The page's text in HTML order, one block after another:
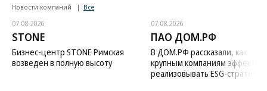
Новости компаний Все
07.08.2026
STONE
Бизнес-центр STONE Римская
возведен в полную высоту
07.08.2026
ПАО ДОМ.РФ
В ДОМ.РФ рассказали, как
крупным компаниям
реализовывать ESG-стратегию